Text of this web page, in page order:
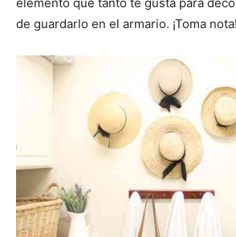
de guardarlo en el armario. ¡Toma nota!